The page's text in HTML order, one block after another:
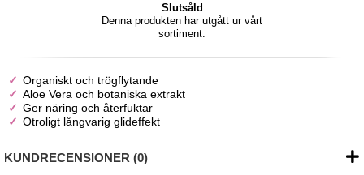
Slutsåld
Denna produkten har utgått ur vårt
sortiment.
Organiskt och trögflytande
Aloe Vera och botaniska extrakt
Ger näring och återfuktar
Otroligt långvarig glideffekt
KUNDRECENSIONER (0)